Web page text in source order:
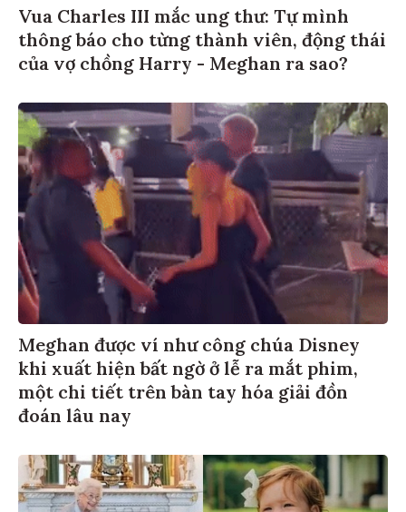
Vua Charles III mắc ung thư: Tự mình
thông báo cho từng thành viên, động thái
của vợ chồng Harry - Meghan ra sao?
Meghan được ví như công chúa Disney
khi xuất hiện bất ngờ ở lễ ra mắt phim,
một chi tiết trên bàn tay hóa giải đồn
đoán lâu nay